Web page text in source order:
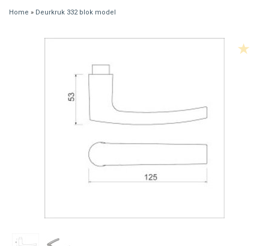
Home » Deurkruk 332 blok model